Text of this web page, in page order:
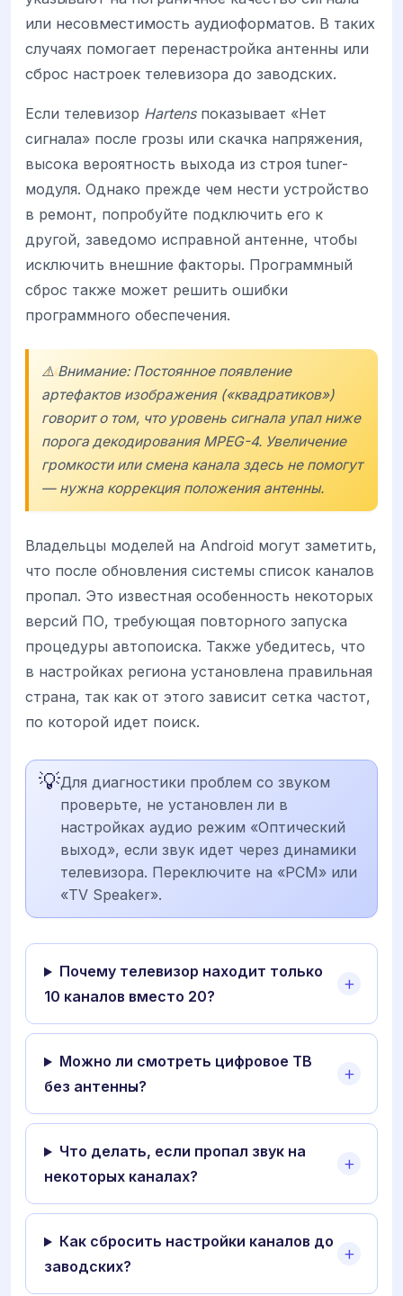
или несовместимость аудиоформатов. В таких
случаях помогает перенастройка антенны или
сброс настроек телевизора до заводских.
Если телевизор Hartensпоказывает «Нет
сигнала» после грозы или скачка напряжения,
высока вероятность выхода из строя tuner-
модуля. Однако прежде чем нести устройство
в ремонт, попробуйте подключить его к
другой, заведомо исправной антенне, чтобы
исключить внешние факторы. Программный
сброс также может решить ошибки
программного обеспечения.
⚠️ Внимание: Постоянное появление
артефактов изображения («квадратиков»)
говорит о том, что уровень сигнала упал ниже
порога декодирования MPEG-4. Увеличение
громкости или смена канала здесь не помогут
— нужна коррекция положения антенны.
Владельцы моделей на Android могут заметить,
что после обновления системы список каналов
пропал. Это известная особенность некоторых
версий ПО, требующая повторного запуска
процедуры автопоиска. Также убедитесь, что
в настройках региона установлена правильная
страна, так как от этого зависит сетка частот,
по которой идет поиск.
💡Для диагностики проблем со звуком
проверьте, не установлен ли в
настройках аудио режим «Оптический
выход», если звук идет через динамики
телевизора. Переключите на «PCM» или
«TV Speaker».
Почему телевизор находит только
10 каналов вместо 20?
Можно ли смотреть цифровое ТВ
без антенны?
Что делать, если пропал звук на
некоторых каналах?
Как сбросить настройки каналов до
заводских?